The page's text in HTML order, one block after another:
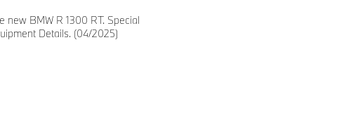
new BMW R 1300 RT. Special
Details. (04/2025)